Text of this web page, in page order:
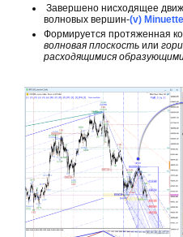
Завершено нисходящее
волновых вершин-(v) Minuette
Формируется протяженная
волновая плоскость или
расходящимися